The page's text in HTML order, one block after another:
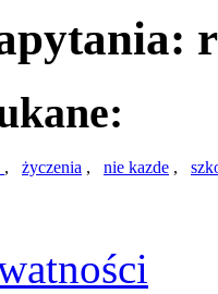
, życzenia , nie kazde ,